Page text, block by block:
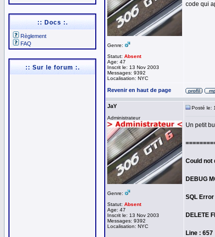
:: Docs :.
Règlement
FAQ
:: Sur le forum :.
Genre:
Statut: Absent
Age: 47
Inscrit le: 13 Nov 2003
Messages: 9392
Localisation: NYC
code qui
Revenir en haut de page
JaY
Administrateur
Genre:
Statut: Absent
Age: 47
Inscrit le: 13 Nov 2003
Messages: 9392
Localisation: NYC
Posté le:
Un petit
Could not
DEBUG
SQL
DELETE
Line : 657